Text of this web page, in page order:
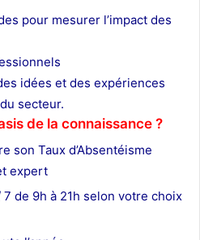
pour mesurer l’impact des
idées et des expériences
secteur.
de la connaissance ?
son Taux d’Absentéisme
expert
de 9h à 21h selon votre choix